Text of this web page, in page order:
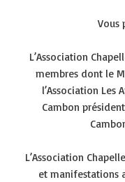
Vous
L’Association
membres dont le
l’Association Les
Cambon
L’Association
et manifestations